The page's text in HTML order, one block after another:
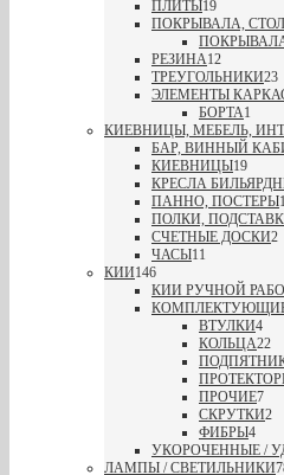
ПЛИТЫ19
ПОКРЫВАЛА,
РЕЗИНА12
ТРЕУГОЛЬНИКИ23
ЭЛЕМЕНТЫ
БОРТА1
КИЕВНИЦЫ, МЕБЕЛЬ,
БАР, ВИННЫЙ
КИЕВНИЦЫ19
КРЕСЛА
ПАННО, ПОСТЕРЫ1
ПОЛКИ,
СЧЕТНЫЕ ДОСКИ2
ЧАСЫ11
КИИ146
КИИ РУЧНОЙ
ВТУЛКИ4
КОЛЬЦА22
ПРОЧИЕ7
СКРУТКИ2
ФИБРЫ4
УКОРОЧЕННЫЕ /
ЛАМПЫ / СВЕТИЛЬНИКИ